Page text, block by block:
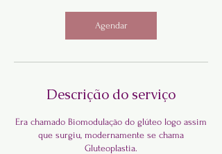
Agendar
Descrição do serviço
Era chamado Biomodulação do glúteo logo assim
que surgiu, modernamente se chama
Gluteoplastia.